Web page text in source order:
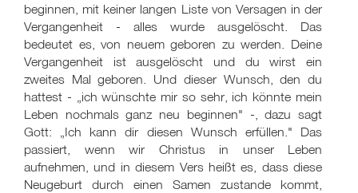
beginnen, mit keiner langen Liste von Versagen in der
Vergangenheit - alles wurde ausgelöscht. Das
bedeutet es, von neuem geboren zu werden. Deine
Vergangenheit ist ausgelöscht und du wirst ein
zweites Mal geboren. Und dieser Wunsch, den du
hattest - „ich wünschte mir so sehr, ich könnte mein
Leben nochmals ganz neu beginnen" -, dazu sagt
Gott: „Ich kann dir diesen Wunsch erfüllen." Das
passiert, wenn wir Christus in unser Leben
aufnehmen, und in diesem Vers heißt es, dass diese
Neugeburt durch einen Samen zustande kommt,